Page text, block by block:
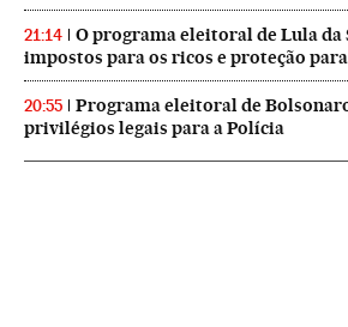
21:14
O programa eleitoral de Lula da
impostos para os ricos e proteção
20:55
Programa eleitoral de
privilégios legais para a Polícia